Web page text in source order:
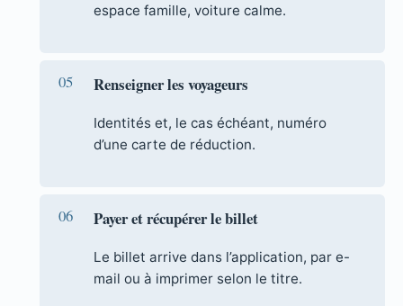
espace famille, voiture calme.
Renseigner les voyageurs
Identités et, le cas échéant, numéro
d’une carte de réduction.
Payer et récupérer le billet
Le billet arrive dans l’application, par e-
mail ou à imprimer selon le titre.